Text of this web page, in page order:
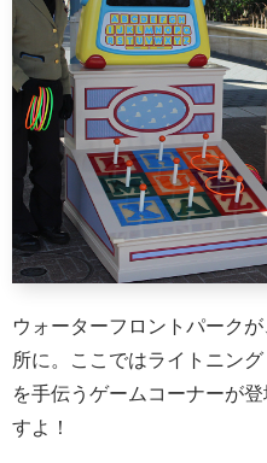
ウォーターフロントパーク
所に。ここではライトニン
を手伝うゲームコーナーが
すよ！